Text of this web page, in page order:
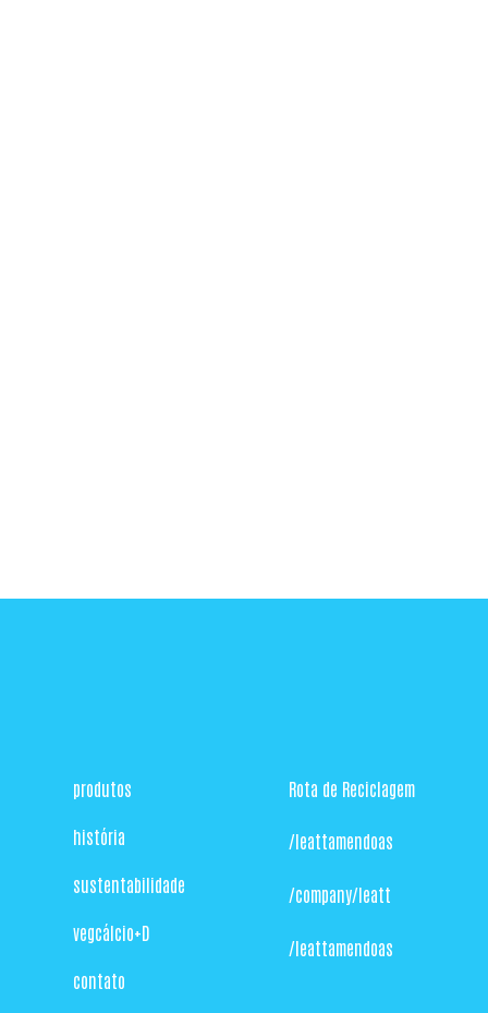
produtos
história
sustentabilidade
vegcálcio+D
contato
Rota de Reciclagem
/leattamendoas
/company/leatt
/leattamendoas